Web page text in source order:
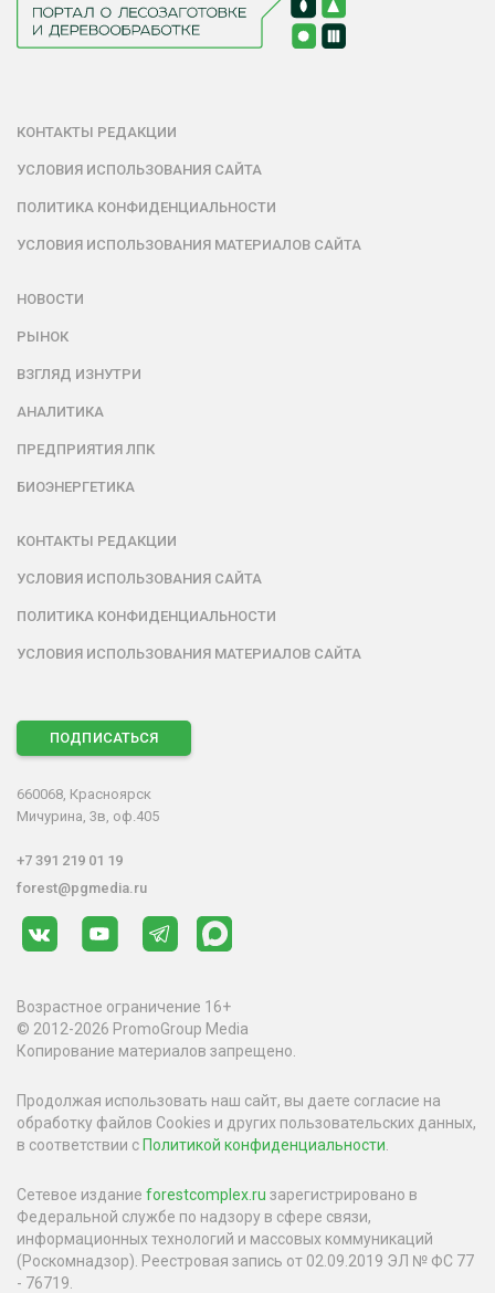
КОНТАКТЫ РЕДАКЦИИ
УСЛОВИЯ ИСПОЛЬЗОВАНИЯ САЙТА
ПОЛИТИКА КОНФИДЕНЦИАЛЬНОСТИ
УСЛОВИЯ ИСПОЛЬЗОВАНИЯ МАТЕРИАЛОВ САЙТА
НОВОСТИ
РЫНОК
ВЗГЛЯД ИЗНУТРИ
АНАЛИТИКА
ПРЕДПРИЯТИЯ ЛПК
БИОЭНЕРГЕТИКА
КОНТАКТЫ РЕДАКЦИИ
УСЛОВИЯ ИСПОЛЬЗОВАНИЯ САЙТА
ПОЛИТИКА КОНФИДЕНЦИАЛЬНОСТИ
УСЛОВИЯ ИСПОЛЬЗОВАНИЯ МАТЕРИАЛОВ САЙТА
ПОДПИСАТЬСЯ
660068, Красноярск
Мичурина, 3в, оф.405
+7 391 219 01 19
forest@pgmedia.ru
Возрастное ограничение 16+
© 2012-2026 PromoGroup Media
Копирование материалов запрещено.
Продолжая использовать наш сайт, вы даете согласие на
обработку файлов Cookies и других пользовательских данных,
в соответствии с Политикой конфиденциальности
Сетевое издание forestcomplex.ru зарегистрировано в
Федеральной службе по надзору в сфере связи,
информационных технологий и массовых коммуникаций
(Роскомнадзор). Реестровая запись от 02.09.2019 ЭЛ № ФС 77
- 76719.